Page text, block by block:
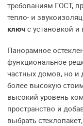
требованиям ГОСТ,
тепло- и
ключ с установкой и
Панорамное
функциональное
частных домов, но и
более высокую
высокий уровень
пространство и
выбрать